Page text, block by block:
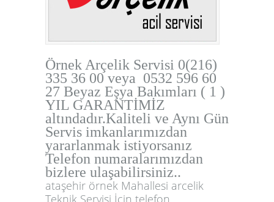
Örnek Arçelik Servisi 0(216)
335 36 00 veya 0532 596 60
27 Beyaz Eşya Bakımları ( 1 )
YIL GARANTİMİZ
altındadır.Kaliteli ve Aynı Gün
Servis imkanlarımızdan
yararlanmak istiyorsanız
Telefon numaralarımızdan
bizlere ulaşabilirsiniz..
ataşehir örnek Mahallesi arcelik
Teknik Servisi İçin telefon